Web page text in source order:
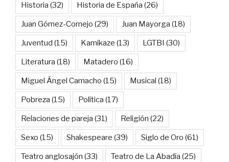
Historia (32) Historia de España (26)
Juan Gómez-Cornejo (29) Juan Mayorga (18)
Juventud (15) Kamikaze (13) LGTBI (30)
Literatura (18) Matadero (16)
Miguel Ángel Camacho (15) Musical (18)
Pobreza (15) Política (17)
Relaciones de pareja (31) Religión (22)
Sexo (15) Shakespeare (39) Siglo de Oro (61)
Teatro anglosajón (33) Teatro de La Abadía (25)